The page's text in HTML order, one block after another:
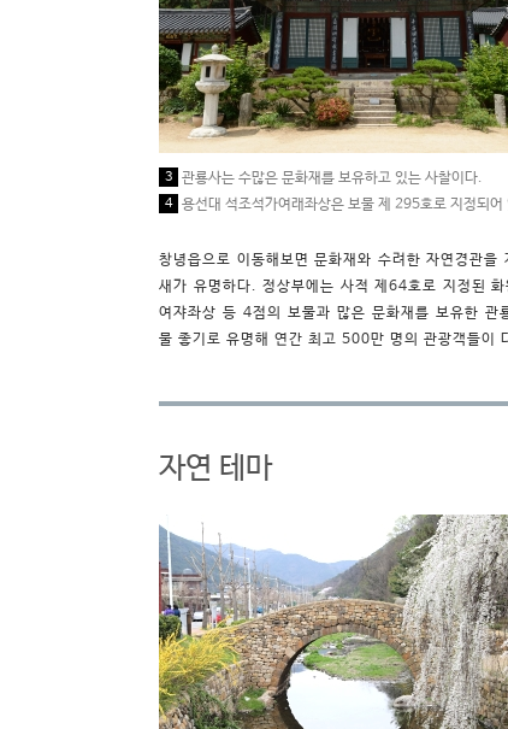
3 관룡사는 수많은 문화재를 보유하고 있는 사찰이다.
4 용선대 석조석가여래좌상은 보물 제 295호로 지정되어
창녕읍으로 이동해보면 문화재와 수려한 자연경관
새가 유명하다. 정상부에는 사적 제64호로 지정된
여쟈좌상 등 4점의 보물과 많은 문화재를 보유한
물 좋기로 유명해 연간 최고 500만 명의 관광객들이
자연 테마